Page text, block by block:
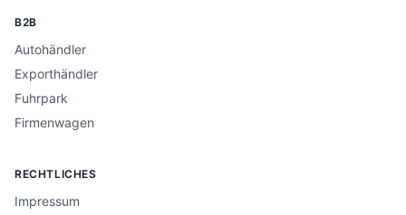
B2B
Autohändler
Exporthändler
Fuhrpark
Firmenwagen
RECHTLICHES
Impressum